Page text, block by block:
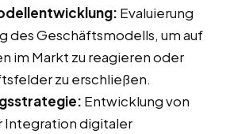
Evaluierung
des Geschäftsmodells, um auf
im Markt zu reagieren oder
zu erschließen.
Entwicklung von
Integration digitaler